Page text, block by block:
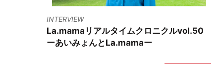
INTERVIEW
La.mamaリアルタイムクロニクルvol.50
ーあいみょんとLa.mamaー